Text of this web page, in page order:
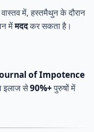
में, हस्तमैथुन के दौरान
मेंमददकर सकता है।
of Impotence
इलाज से90%+पुरुषों में